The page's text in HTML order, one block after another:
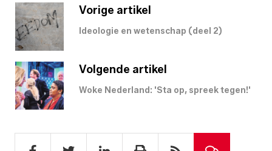
Vorige artikel
Ideologie en wetenschap (deel 2)
Volgende artikel
Woke Nederland: 'Sta op, spreek tegen!'